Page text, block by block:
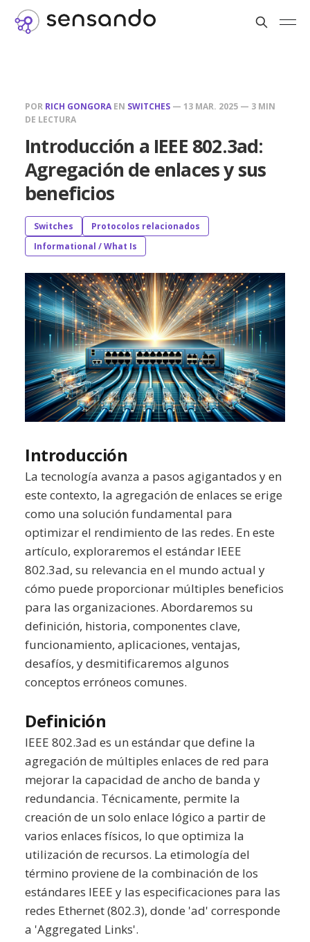
POR RICH GONGORA EN SWITCHES — 13 MAR. 2025 — 3 MIN
DE LECTURA
Introducción a IEEE 802.3ad:
Agregación de enlaces y sus
beneficios
Switches
Protocolos relacionados
Informational / What Is
Introducción
La tecnología avanza a pasos agigantados y en
este contexto, la agregación de enlaces se erige
como una solución fundamental para
optimizar el rendimiento de las redes. En este
artículo, exploraremos el estándar IEEE
802.3ad, su relevancia en el mundo actual y
cómo puede proporcionar múltiples beneficios
para las organizaciones. Abordaremos su
definición, historia, componentes clave,
funcionamiento, aplicaciones, ventajas,
desafíos, y desmitificaremos algunos
conceptos erróneos comunes.
Definición
IEEE 802.3ad es un estándar que define la
agregación de múltiples enlaces de red para
mejorar la capacidad de ancho de banda y
redundancia. Técnicamente, permite la
creación de un solo enlace lógico a partir de
varios enlaces físicos, lo que optimiza la
utilización de recursos. La etimología del
término proviene de la combinación de los
estándares IEEE y las especificaciones para las
redes Ethernet (802.3), donde 'ad' corresponde
a 'Aggregated Links'.